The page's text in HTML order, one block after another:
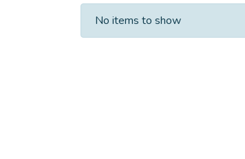
Recent Submissions
No items to show